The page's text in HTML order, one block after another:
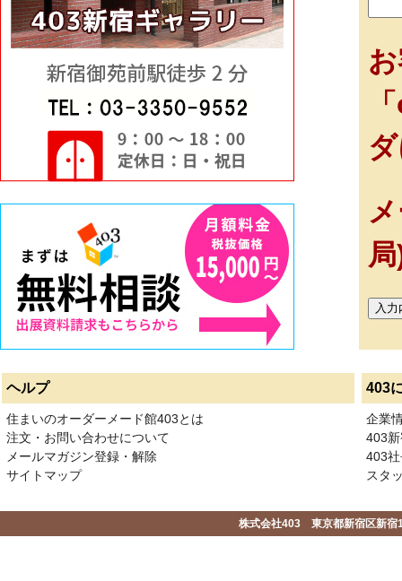
ヘルプ 403
住まいのオーダーメード館403とは
注文・お問い合わせについて
メールマガジン登録・解除
サイトマップ
企業
403
403
スタ
株式会社403 東京都新宿区新